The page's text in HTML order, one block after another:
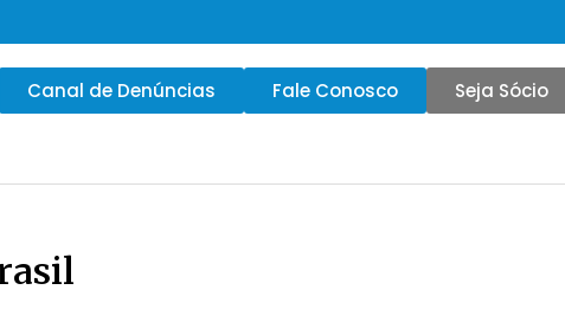
Canal de Denúncias Fale Conosco Seja Sócio